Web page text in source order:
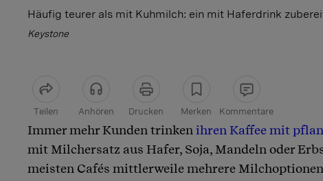
Häufig teurer als mit Kuhmilch: ein mit Haferdrink
Keystone
Teilen Anhören Drucken Merken Kommentare
Artikel teilen
Immer mehr Kunden trinken ihren Kaffee mit
mit Milchersatz aus Hafer, Soja, Mandeln oder
meisten Cafés mittlerweile mehrere